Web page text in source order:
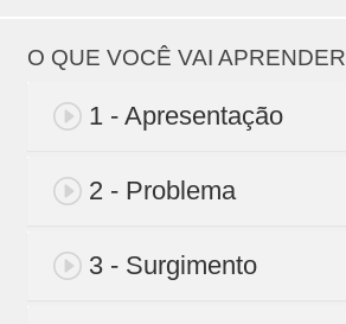
O QUE VOCÊ VAI APRENDER
1 - Apresentação
2 - Problema
3 - Surgimento